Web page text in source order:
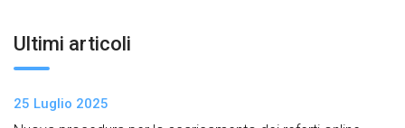
Ultimi articoli
25 Luglio 2025